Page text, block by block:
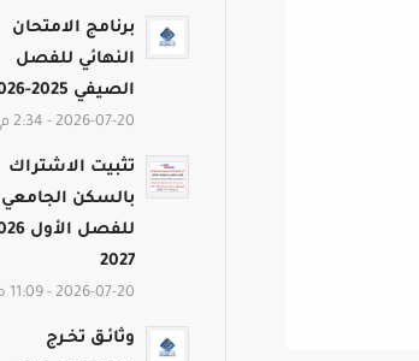
برنامج الامتحان
النهائي للفصل
الصيفي 2025-2026
2026-07-20 - 2:34 م
تثبيت الاشتراك
بالسكن الجامعي
2027
2026-07-20 - 11:09 ص
وثائـق تخـرج